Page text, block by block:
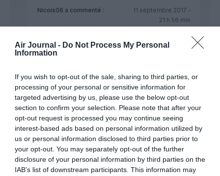
Air Journal - Do Not Process My Personal
Information
If you wish to opt-out of the sale, sharing to third parties, or
processing of your personal or sensitive information for
targeted advertising by us, please use the below opt-out
section to confirm your selection. Please note that after your
opt-out request is processed you may continue seeing
interest-based ads based on personal information utilized by
us or personal information disclosed to third parties prior to
your opt-out. You may separately opt-out of the further
disclosure of your personal information by third parties on the
IAB’s list of downstream participants. This information may
Nicois06 a commenté :
11 septembre 2017 -
21 h 56 min
jusqu’à Ascension, autre territoire britannique
depuis Sainte-Hélène.
GLLOQa commenté :
11 septembre 2017 - 18 h
57 min
Je suis étonné que les Britanniques n’aient pas fait une étude
de l’aérologie locale pour découvrir ensuite qu’il y a des
turbulences épouvantables entraînant des contraintes